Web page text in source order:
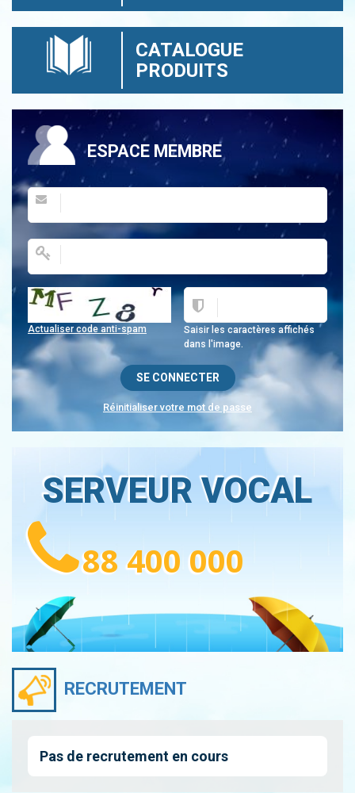
CATALOGUE
PRODUITS
ESPACE MEMBRE
Saisir les caractères affichés
dans l'image.
Actualiser code anti-spam
Réinitialiser votre mot de passe
SERVEUR VOCAL
88 400 000
RECRUTEMENT
Pas de recrutement en cours